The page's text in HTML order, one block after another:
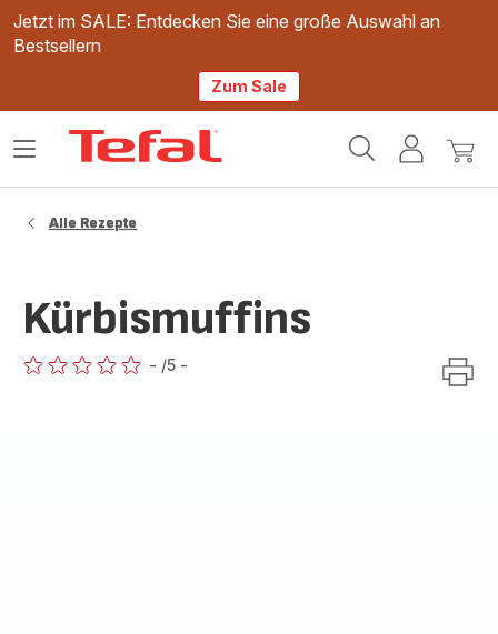
Jetzt im SALE: Entdecken Sie eine große Auswahl an
Bestsellern
Zum Sale
Mein
Mein
Das
Alle Rezepte
Kürbismuffins
- /5 -